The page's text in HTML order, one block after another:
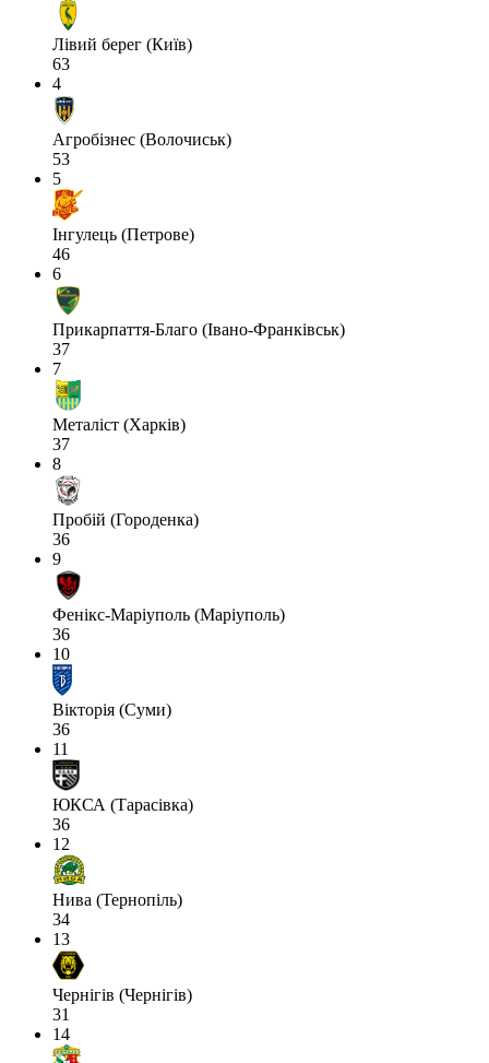
Лівий берег (Київ)
63
4
Агробізнес (Волочиськ)
53
5
Інгулець (Петрове)
46
6
Прикарпаття-Благо (Івано-Франківськ)
37
7
Металіст (Харків)
37
8
Пробій (Городенка)
36
9
Фенікс-Маріуполь (Маріуполь)
36
10
Вікторія (Суми)
36
11
ЮКСА (Тарасівка)
36
12
Нива (Тернопіль)
34
13
Чернігів (Чернігів)
31
14